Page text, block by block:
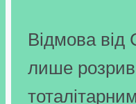
Відмова
лише розрив